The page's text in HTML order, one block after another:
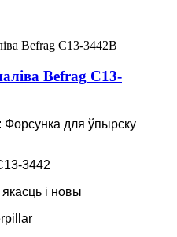
Befrag C13-
Форсунка для ўпырску
3442
і новы